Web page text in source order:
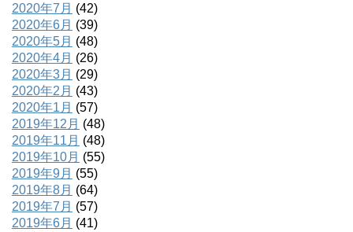
2020年7月 (42)
2020年6月 (39)
2020年5月 (48)
2020年4月 (26)
2020年3月 (29)
2020年2月 (43)
2020年1月 (57)
2019年12月 (48)
2019年11月 (48)
2019年10月 (55)
2019年9月 (55)
2019年8月 (64)
2019年7月 (57)
2019年6月 (41)